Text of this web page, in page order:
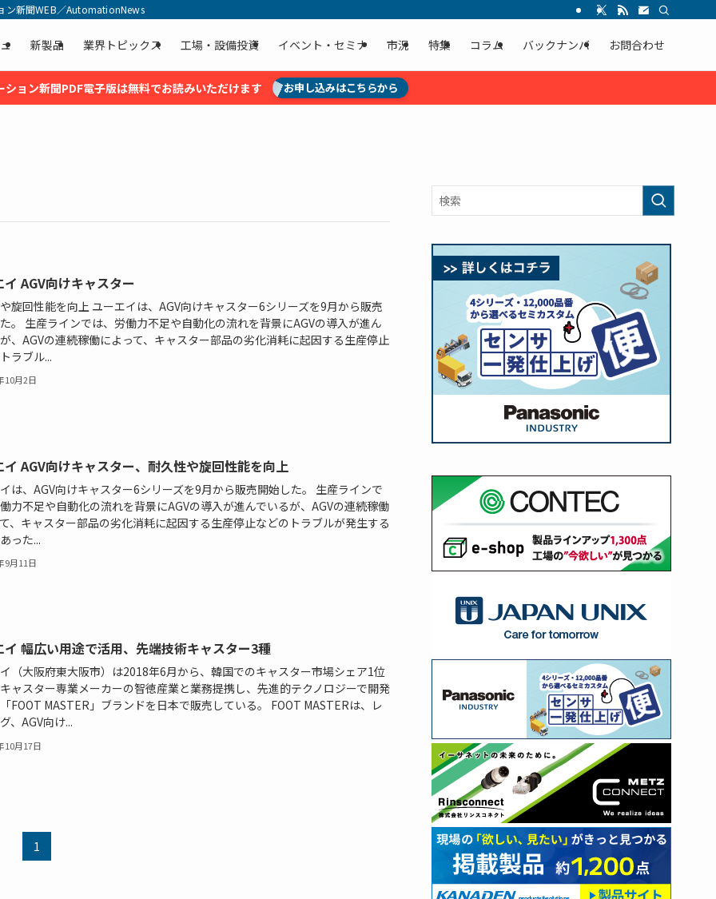
ン新聞WEB／AutomationNews
新製品 業界トピックス 工場・設備投資 イベント・セミナ 市況 特集 コラム バックナンバ お問合わせ
ション新聞PDF電子版は無料でお読みいただけます お申し込みはこちらから
イ AGV向けキャスター
旋回性能を向上 ユーエイは、AGV向けキャスター6シリーズを9月から販売
。 生産ラインでは、労働力不足や自動化の流れを背景にAGVの導入が進ん
、AGVの連続稼働によって、キャスター部品の劣化消耗に起因する生産停止
ラブル...
10月2日
イ AGV向けキャスター、耐久性や旋回性能を向上
は、AGV向けキャスター6シリーズを9月から販売開始した。 生産ラインで
力不足や自動化の流れを背景にAGVの導入が進んでいるが、AGVの連続稼働
、キャスター部品の劣化消耗に起因する生産停止などのトラブルが発生する
った...
9月11日
イ 幅広い用途で活用、先端技術キャスター3種
（大阪府東大阪市）は2018年6月から、韓国でのキャスター市場シェア1位
ャスター専業メーカーの智徳産業と業務提携し、先進的テクノロジーで開発
FOOT MASTER」ブランドを日本で販売している。 FOOT MASTERは、レ
、AGV向け...
10月17日
1